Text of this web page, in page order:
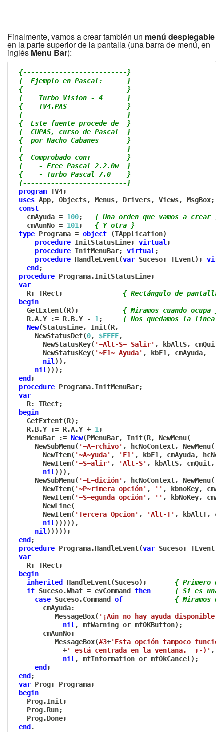
Finalmente, vamos a crear también un menú desplegable
en la parte superior de la pantalla (una barra de menú, en
inglés Menu Bar):
{--------------------------}
{  Ejemplo en Pascal:      }
{                          }
{    Turbo Vision - 4      }
{    TV4.PAS               }
{                          }
{  Este fuente procede de  }
{  CUPAS, curso de Pascal  }
{  por Nacho Cabanes       }
{                          }
{  Comprobado con:         }
{    - Free Pascal 2.2.0w  }
{    - Turbo Pascal 7.0    }
{--------------------------}
program TV4;
uses App, Objects, Menus, Drivers, Views, MsgBox;
const
   cmAyuda
= 100;
{ Una orden que vamos a crear }
   cmAunNo
= 101 ;
{ Y otra }
type Programa = object (TApplication)
procedure InitStatusLine; virtual ;
procedure InitMenuBar; virtual ;
procedure HandleEvent(var Suceso: TEvent) ;
end ;
procedure Programa.InitStatusLine;
var
   R
: TRect;
{ Rectángulo de pantalla
begin
   GetExtent
(R) ;
{ Miramos cuando ocupa }
   R
.A.Y := R.B.Y - 1 ;
{ Nos quedamos la
New(StatusLine, Init(R,
     NewStatusDef
(0, $FFFF,
       NewStatusKey
( '~Alt-S~ Salir' , kbAltS, cmQuit
       NewStatusKey
( '~F1~ Ayuda' , kbF1 , cmAyuda,
nil ) ) ,
nil ) ) ) ;
end ;
procedure Programa.InitMenuBar;
var
   R
: TRect;
begin
   GetExtent
(R) ;
   R
.B.Y := R.A.Y + 1 ;
   MenuBar
:= New(PMenuBar, Init(R, NewMenu(
     NewSubMenu
( '~A~rchivo' , hcNoContext, NewMenu(
       NewItem
( '~A~yuda' , 'F1' , kbF1 , cmAyuda,
       NewItem
( '~S~alir' , 'Alt-S' , kbAltS, cmQuit,
nil ) ) ) ,
     NewSubMenu
( '~E~dición' , hcNoContext, NewMenu(
       NewItem
( '~P~rimera opción' , '' , kbnoKey,
       NewItem
( '~S~egunda opción' , '' , kbNoKey,
       NewLine
(
       NewItem
( 'Tercera Opcion' , 'Alt-T' , kbAltT,
nil ) ) ) ) ) ,
nil ) ) ) ) ) ;
end ;
procedure Programa.HandleEvent(var Suceso: TEvent
var
   R
: TRect;
begin
inherited
HandleEvent(Suceso) ;
{ Primero
if Suceso.What = evCommand then
{ Si es una
case Suceso.Command of
{ Miramos
       cmAyuda
:
          MessageBox
( '¡Aún no hay ayuda disponible!'
nil , mfWarning or mfOKButton) ;
       cmAunNo
:
          MessageBox
(#3+'Esta opción tampoco
+' está centrada en la ventana.  ;-)' ,
nil , mfInformation or mfOkCancel ) ;
end ;
end ;
var Prog: Programa;
begin
   Prog
.Init;
   Prog
.Run;
   Prog
.Done;
end .